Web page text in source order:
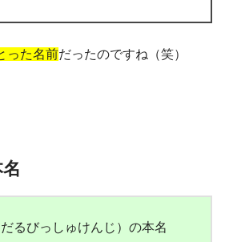
った名前だったのですね（笑）
るびっしゅけんじ）の本名